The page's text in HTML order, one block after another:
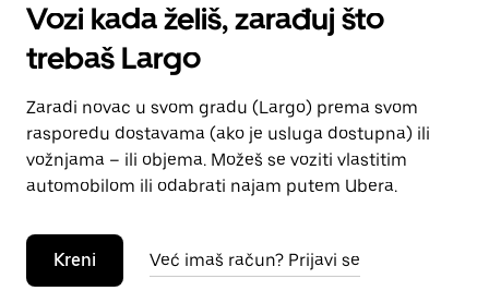
Vozi kada želiš, zarađuj što
trebaš Largo
Zaradi novac u svom gradu (Largo) prema svom
rasporedu dostavama (ako je usluga dostupna) ili
vožnjama – ili objema. Možeš se voziti vlastitim
automobilom ili odabrati najam putem Ubera.
Kreni Već imaš račun? Prijavi se